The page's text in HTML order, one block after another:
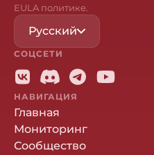
EULA политике.
Русский
СОЦСЕТИ
НАВИГАЦИЯ
Главная
Мониторинг
Сообщество